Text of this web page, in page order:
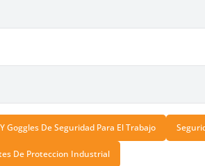
Goggles De Seguridad Para El Trabajo
De Proteccion Industrial